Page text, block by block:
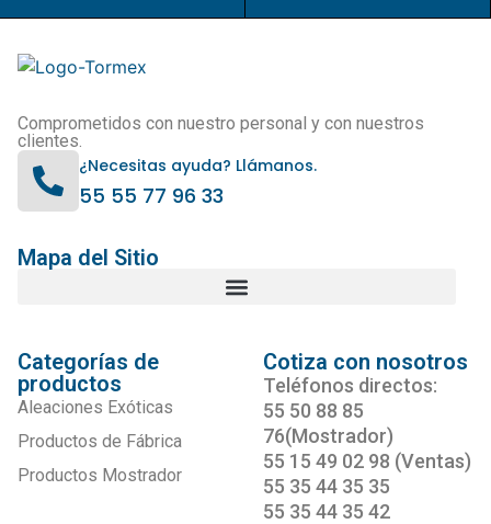
Comprometidos con nuestro personal y con nuestros
clientes.
¿Necesitas ayuda? Llámanos.
55 55 77 96 33
Mapa del Sitio
Categorías de
productos
Aleaciones Exóticas
Productos de Fábrica
Productos Mostrador
Cotiza con nosotros
Teléfonos directos:
55 50 88 85
76(Mostrador)
55 15 49 02 98 (Ventas)
55 35 44 35 35
55 35 44 35 42